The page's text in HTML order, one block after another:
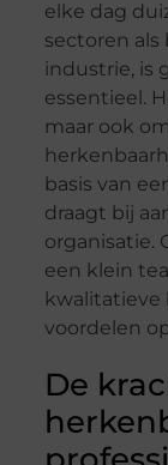
elke dag
sectoren als
industrie, is
essentieel.
maar ook
basis van
draagt bij
organisatie.
een klein
kwalitatieve
voordelen
De